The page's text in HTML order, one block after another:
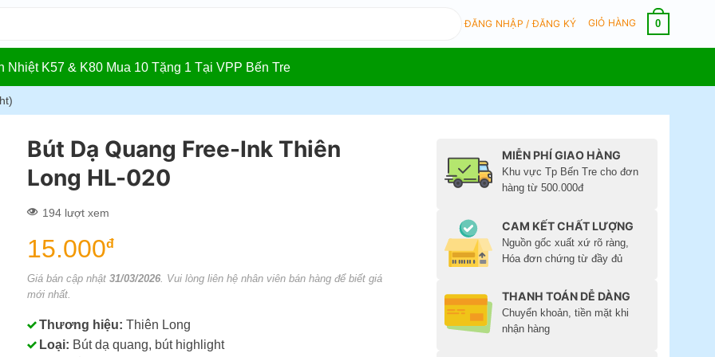
ĐĂNG NHẬP / ĐĂNG KÝ GIỎ HÀNG 0
Nhiệt K57 & K80 Mua 10 Tặng 1 Tại VPP Bến Tre
Bút Dạ Quang Free-Ink Thiên
Long HL-020
194 lượt xem
15.000đ
Giá bán cập nhật 31/03/2026 . Vui lòng liên hệ nhân viên bán hàng để biết giá
mới nhất.
Thương hiệu: Thiên Long
Loại: Bút dạ quang, bút highlight
MIỄN PHÍ GIAO HÀNG
Khu vực Tp Bến Tre cho đơn
hàng từ 500.000đ
CAM KẾT CHẤT LƯỢNG
Nguồn gốc xuất xứ rõ ràng,
Hóa đơn chứng từ đầy đủ
THANH TOÁN DỄ DÀNG
Chuyển khoản, tiền mặt khi
nhận hàng